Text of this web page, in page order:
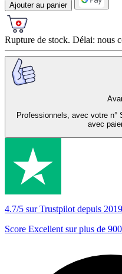
Ajouter au panier
Rupture de stock. Délai: nous
Professionnels, avec votre
avec
4.7/5 sur Trustpilot depuis 2019
Score Excellent sur plus de